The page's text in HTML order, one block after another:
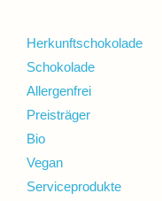
Herkunftschokolade
Schokolade
Allergenfrei
Preisträger
Bio
Vegan
Serviceprodukte